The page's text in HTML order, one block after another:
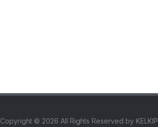
Copyright © 2026 All Rights Reserved by KELKIP